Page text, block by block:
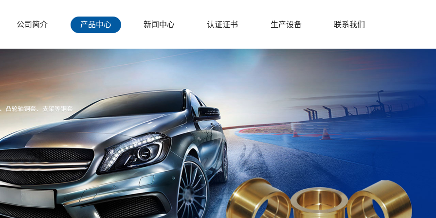
公司简介 产品中心 新闻中心 认证证书 生产设备 联系我们